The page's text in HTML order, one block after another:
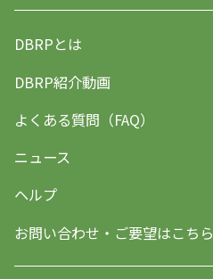
DBRPとは
DBRP紹介動画
よくある質問（FAQ）
ニュース
ヘルプ
お問い合わせ・ご要望はこちら